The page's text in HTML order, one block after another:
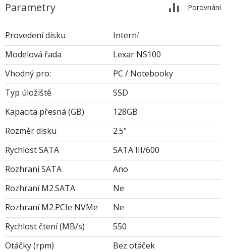
Parametry Porovnání
Provedení disku
Interní
Modelová řada
Lexar NS100
Vhodný pro:
PC / Notebooky
Typ úložiště
SSD
Kapacita přesná (GB)
128GB
Rozměr disku
2.5"
Rychlost SATA
SATA III/600
Rozhraní SATA
Ano
Rozhraní M2.SATA
Ne
Rozhraní M2.PCIe NVMe
Ne
Rychlost čtení (MB/s)
550
Otáčky (rpm)
Bez otáček